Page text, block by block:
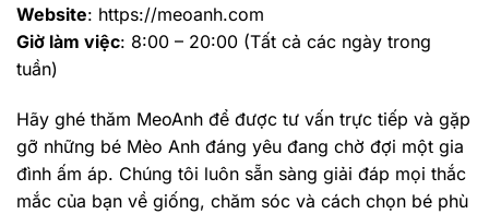
Website: https://meoanh.com
Giờ làm việc: 8:00 – 20:00 (Tất cả các ngày trong
tuần)
Hãy ghé thăm MeoAnh để được tư vấn trực tiếp và gặp
gỡ những bé Mèo Anh đáng yêu đang chờ đợi một gia
đình ấm áp. Chúng tôi luôn sẵn sàng giải đáp mọi thắc
mắc của bạn về giống, chăm sóc và cách chọn bé phù